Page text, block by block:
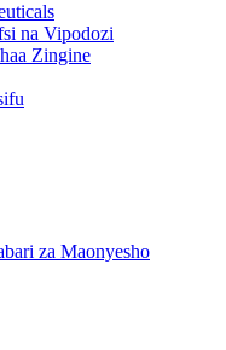
na Vipodozi
Zingine
za Maonyesho